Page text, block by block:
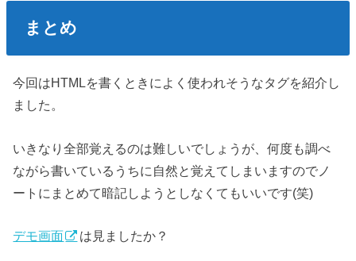
まとめ
今回はHTMLを書くときによく使われそうなタグを紹介し
ました。
いきなり全部覚えるのは難しいでしょうが、何度も調べ
ながら書いているうちに自然と覚えてしまいますのでノ
ートにまとめて暗記しようとしなくてもいいです(笑)
デモ画面 は見ましたか？